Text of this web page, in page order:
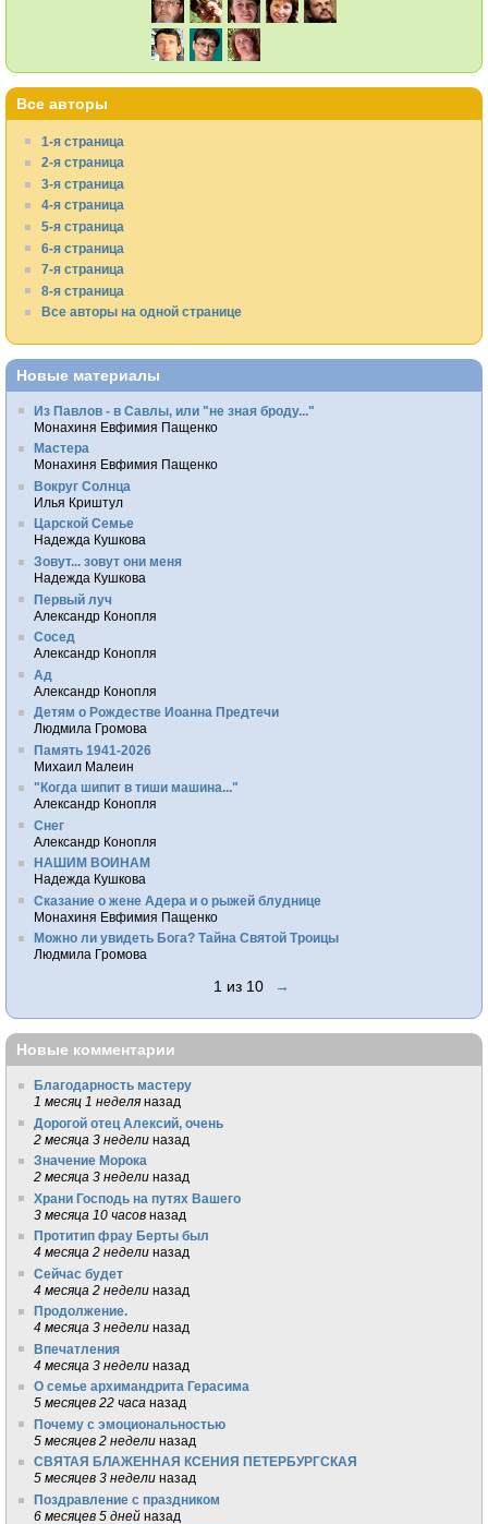
Все авторы
1-я страница
2-я страница
3-я страница
4-я страница
5-я страница
6-я страница
7-я страница
8-я страница
Все авторы на одной странице
Новые материалы
Из Павлов - в Савлы, или "не зная броду..."
Монахиня Евфимия Пащенко
Мастера
Монахиня Евфимия Пащенко
Вокруг Солнца
Илья Криштул
Царской Семье
Надежда Кушкова
Зовут... зовут они меня
Надежда Кушкова
Первый луч
Александр Конопля
Сосед
Александр Конопля
Ад
Александр Конопля
Детям о Рождестве Иоанна Предтечи
Людмила Громова
Память 1941-2026
Михаил Малеин
"Когда шипит в тиши машина..."
Александр Конопля
Снег
Александр Конопля
НАШИМ ВОИНАМ
Надежда Кушкова
Сказание о жене Адера и о рыжей блуднице
Монахиня Евфимия Пащенко
Можно ли увидеть Бога? Тайна Святой Троицы
Людмила Громова
1 из 10 →
Новые комментарии
Благодарность мастеру
1 месяц 1 неделя назад
Дорогой отец Алексий, очень
2 месяца 3 недели назад
Значение Морока
2 месяца 3 недели назад
Храни Господь на путях Вашего
3 месяца 10 часов назад
Протитип фрау Берты был
4 месяца 2 недели назад
Сейчас будет
4 месяца 2 недели назад
Продолжение.
4 месяца 3 недели назад
Впечатления
4 месяца 3 недели назад
О семье архимандрита Герасима
5 месяцев 22 часа назад
Почему с эмоциональностью
5 месяцев 2 недели назад
СВЯТАЯ БЛАЖЕННАЯ КСЕНИЯ ПЕТЕРБУРГСКАЯ
5 месяцев 3 недели назад
Поздравление с праздником
6 месяцев 5 дней назад